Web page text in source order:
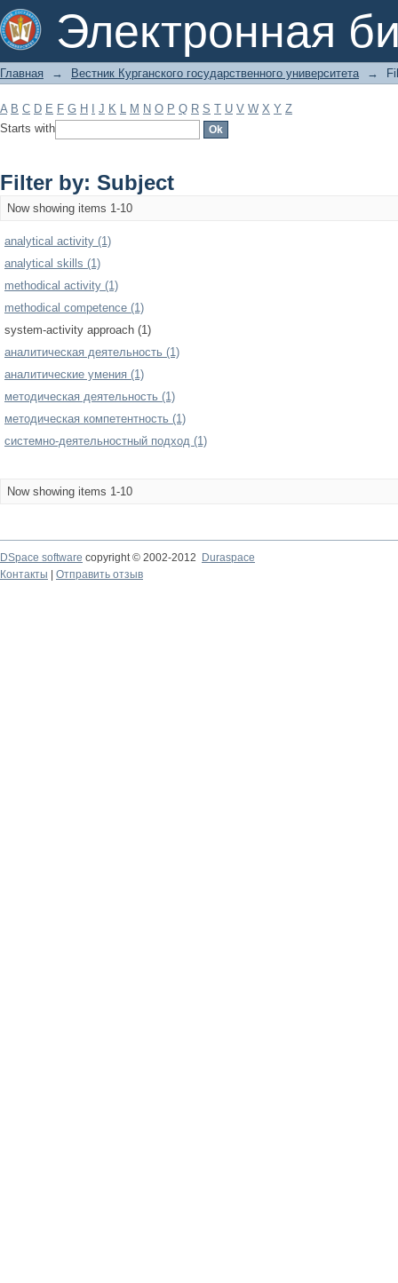
Электронная
Filter by: Subject
Главная → Вестник Курганского государственного университета →
A B C D E F G H J K L M N O P Q R S T U V W X Y Z
Starts with
Filter by: Subject
Now showing items 1-10
analytical activity (1)
analytical skills (1)
methodical activity (1)
methodical competence (1)
system-activity approach (1)
аналитическая деятельность (1)
аналитические умения (1)
методическая деятельность (1)
методическая компетентность (1)
системно-деятельностный подход (1)
Now showing items 1-10
DSpace software copyright © 2002-2012
Duraspace
Контакты
Отправить отзыв